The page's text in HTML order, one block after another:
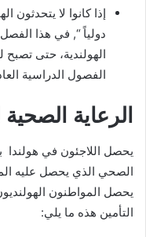
إذا كانوا لا
دولياً “, في هذا
الهولندية، حتى تصبح
الفصول الدراسية
الرعاية
يحصل اللاجئون في
الصحي الذي يحصل عليه
يحصل المواطنون
التأمين هذه ما يلي: